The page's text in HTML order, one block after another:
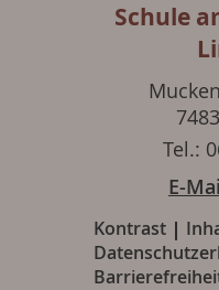
Schule
Tel.:
E-
Kontrast